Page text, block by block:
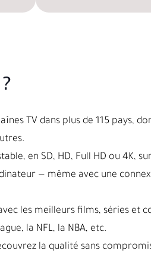
TV dans plus de 115 pays,
en SD, HD, Full HD ou 4K,
— même avec une
les meilleurs films, séries et
la NFL, la NBA, etc.
la qualité sans